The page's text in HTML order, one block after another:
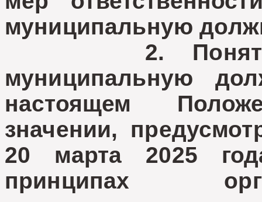
муниципальную
2. Понятие
муниципальную
настоящем
значении,
20 марта 2025
принципах